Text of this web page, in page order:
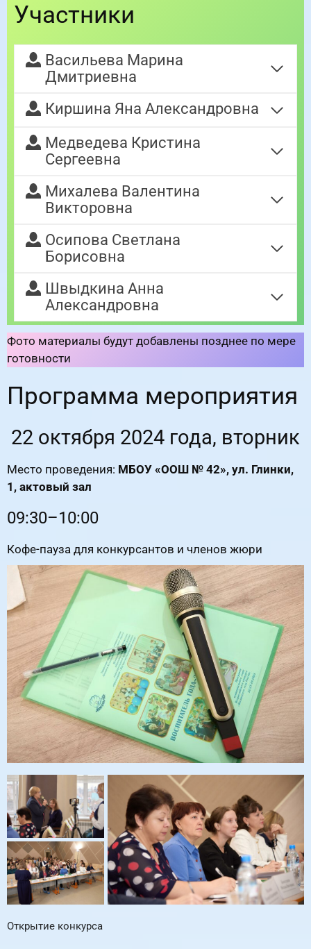
Участники
Васильева Марина
Дмитриевна
Киршина Яна Александровна
Медведева Кристина
Сергеевна
Михалева Валентина
Викторовна
Осипова Светлана
Борисовна
Швыдкина Анна
Александровна
Фото материалы будут добавлены позднее по мере
готовности
Программа мероприятия
22 октября 2024 года, вторник
Место проведения: МБОУ «ООШ № 42», ул. Глинки,
1, актовый зал
09:30–10:00
Кофе-пауза для конкурсантов и членов жюри
Открытие конкурса